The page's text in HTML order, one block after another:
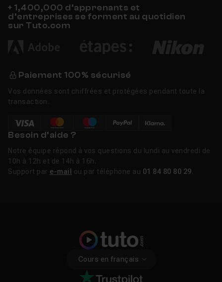
+ 1,400,000 d’apprenants et
d’entreprises se forment au quotidien
sur Tuto.com
Paiement 100% sécurisé
Vos données sont chiffrées et protégées pendant toute la
transaction.
Besoin d’aide ?
Notre équipe répond à vos questions du lundi au vendredi de
10h à 12h et de 14h à 16h.
Support par e-mail ou par téléphone au 01 84 80 80 29
Cours en français